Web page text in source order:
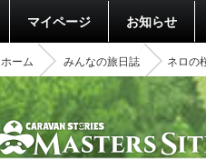
マイページ お知らせ
ホーム みんなの旅日誌 ネロの